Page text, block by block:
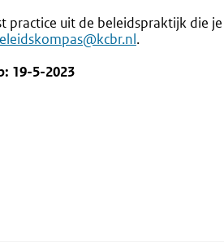
practice uit de beleidspraktijk die
.
19-5-2023